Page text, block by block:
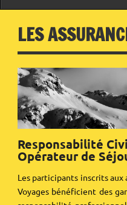
LES
Responsabilité
Opérateur de
Les participants inscrits
Voyages bénéficient des